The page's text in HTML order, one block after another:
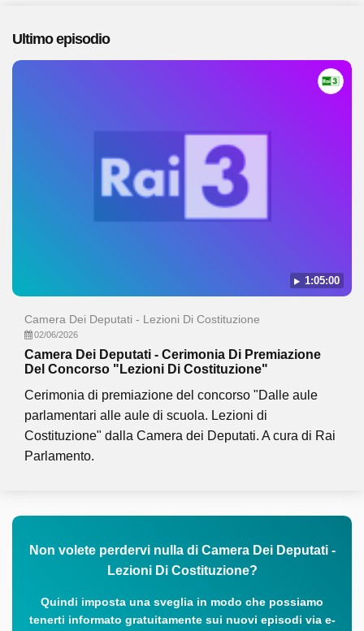
Ultimo episodio
1:05:00
Camera Dei Deputati - Lezioni Di Costituzione
02/06/2026
Camera Dei Deputati - Cerimonia Di Premiazione
Del Concorso "Lezioni Di Costituzione"
Cerimonia di premiazione del concorso "Dalle aule
parlamentari alle aule di scuola. Lezioni di
Costituzione" dalla Camera dei Deputati. A cura di Rai
Parlamento.
Non volete perdervi nulla di Camera Dei Deputati -
Lezioni Di Costituzione?
Quindi imposta una sveglia in modo che possiamo
tenerti informato gratuitamente sui nuovi episodi via e-